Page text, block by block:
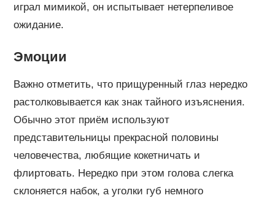
играл мимикой, он испытывает нетерпеливое
ожидание.
Эмоции
Важно отметить, что прищуренный глаз нередко
растолковывается как знак тайного изъяснения.
Обычно этот приём используют
представительницы прекрасной половины
человечества, любящие кокетничать и
флиртовать. Нередко при этом голова слегка
склоняется набок, а уголки губ немного